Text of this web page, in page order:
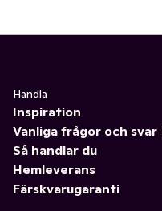
Handla
Inspiration
Vanliga frågor och svar
Så handlar du
Hemleverans
Färskvarugaranti